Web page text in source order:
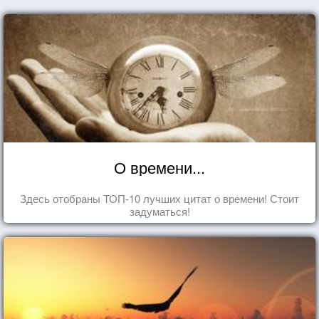
О времени...
Здесь отобраны ТОП-10 лучших цитат о времени! Стоит
задуматься!